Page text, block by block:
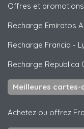
Offres et
Recharge Emiratos
Recharge Francia -
Recharge Republica
Meilleures cartes-
Achetez ou offrez